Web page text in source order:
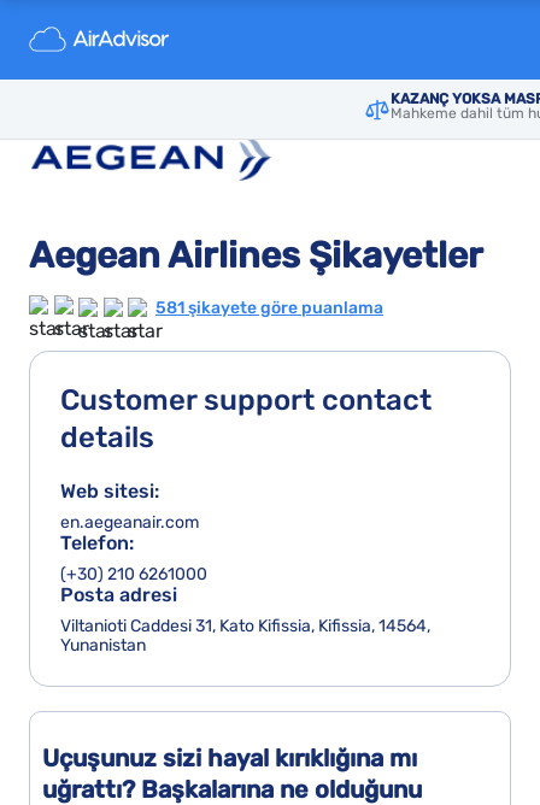
KAZANÇ YOKSA
Mahkeme dahil tüm
Aegean Airlines Şikayetler
581 şikayete göre puanlama
Uçuşunuz sizi hayal kırıklığına mı
uğrattı? Başkalarına ne olduğunu
Customer support contact
details
Web sitesi:
en.aegeanair.com
Telefon:
(+30) 210 6261000
Posta adresi
Viltanioti Caddesi 31, Kato Kifissia, Kifissia, 14564,
Yunanistan